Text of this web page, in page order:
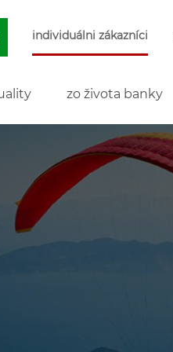
individuálni zákazníci
zo života banky